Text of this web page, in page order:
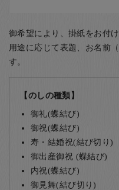
御希望により、掛紙をお付け
用途に応じて表題、お名前
す。
【のしの種類】
御礼(蝶結び)
御祝(蝶結び)
寿・結婚祝(結び切り)
御出産御祝 (蝶結び)
内祝(蝶結び)
御見舞(結び切り)